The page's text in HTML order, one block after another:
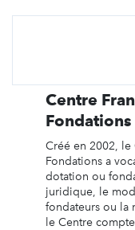
Centre
Fondations
Créé en 2002, le
Fondations a
dotation ou
juridique, le
fondateurs ou la
le Centre